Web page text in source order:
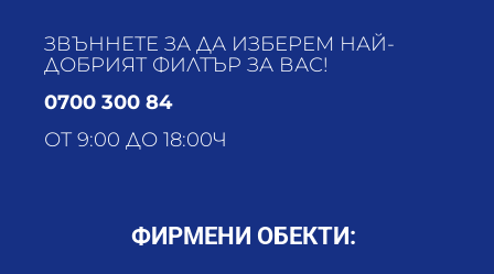
ЗВЪННЕТЕ ЗА ДА ИЗБЕРЕМ НАЙ-
ДОБРИЯТ ФИЛТЪР ЗА ВАС!
0700 300 84
ОТ 9:00 ДО 18:00Ч
ФИРМЕНИ ОБЕКТИ: